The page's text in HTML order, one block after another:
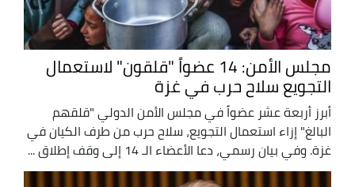
مجلس الأمن: 14 عضواً "قلقون" لاستعمال
التجويع سلاح حرب في غزة
أبرز أربعة عشر عضواً في مجلس الأمن الدولي "قلقهم
البالغ" إزاء استعمال التجويع، سلاح حرب من طرف الكيان في
غزة. وفي بيان رسمي، دعا الأعضاء الـ 14 إلى وقف إطلاق ...